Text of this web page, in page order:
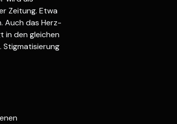
Zeitung. Etwa
Auch das Herz-
in den gleichen
Stigmatisierung